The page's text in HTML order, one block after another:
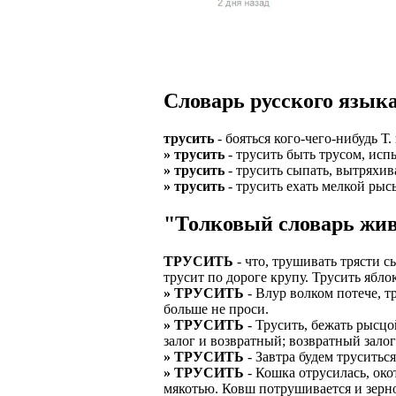
надежность и
ВНИМАНИЕ: Мы
имеет права
Варианты: 1)
2) Рабочая виза
3) Также
Знание языка
Варианты
средний,
оплачиваются
Жилье
График 10-12
Авто находится
Никаких % и
Большой
В наличии авто
Ищем
Звоните
количество
Гибкий
Дружный
Смартфон для
ЧТОБЫ
Откликнитесь
Получите
Заполните
Ожидайте
Словарь русского
трусить - бояться кого-чего-нибудь
» трусить - трусить быть трусом,
» трусить - трусить сыпать,
» трусить - трусить ехать мелкой
"Толковый словарь
ТРУСИТЬ - что, трушивать трясти
трусит по дороге крупу. Трусить
» ТРУСИТЬ - Влур волком потече,
больше не проси.
» ТРУСИТЬ - Трусить, бежать
залог и возвратный; возвратный
» ТРУСИТЬ - Завтра будем
» ТРУСИТЬ - Кошка отрусилась,
мякотью. Ковш потрушивается и